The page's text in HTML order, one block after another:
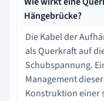
Hängebrücke?
Die Kabel der
als Querkraft auf
Schubspannung.
Management
Konstruktion einer